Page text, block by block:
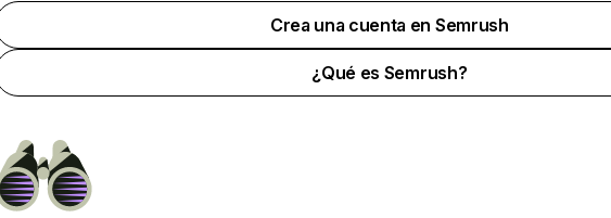
Crea una cuenta en Semrush
¿Qué es Semrush?